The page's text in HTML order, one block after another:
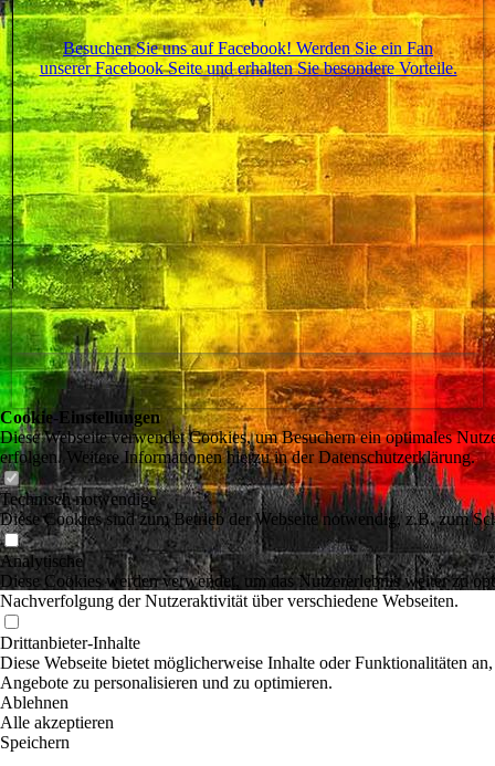
Besuchen Sie uns auf Facebook! Werden Sie ein Fan
unserer Facebook Seite und erhalten Sie besondere Vorteile.
Cookie-Einstellungen
Diese Webseite verwendet Cookies, um Besuchern ein optimales
erfolgen. Weitere Informationen hierzu in der Datenschutzerklärung.
Technisch notwendige
Diese Cookies sind zum Betrieb der Webseite notwendig, z.B. zum
Analytische
Diese Cookies werden verwendet, um das Nutzererlebnis weiter zu
Nachverfolgung der Nutzeraktivität über verschiedene Webseiten.
Drittanbieter-Inhalte
Diese Webseite bietet möglicherweise Inhalte oder Funktionalitäten
Angebote zu personalisieren und zu optimieren.
Ablehnen
Alle akzeptieren
Speichern